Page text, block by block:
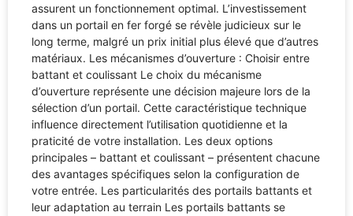
assurent un fonctionnement optimal. L’investissement
dans un portail en fer forgé se révèle judicieux sur le
long terme, malgré un prix initial plus élevé que d’autres
matériaux. Les mécanismes d’ouverture : Choisir entre
battant et coulissant Le choix du mécanisme
d’ouverture représente une décision majeure lors de la
sélection d’un portail. Cette caractéristique technique
influence directement l’utilisation quotidienne et la
praticité de votre installation. Les deux options
principales – battant et coulissant – présentent chacune
des avantages spécifiques selon la configuration de
votre entrée. Les particularités des portails battants et
leur adaptation au terrain Les portails battants se